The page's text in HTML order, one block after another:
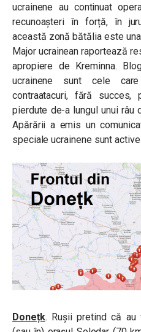
ucrainene au continuat
recunoașteri în forță, în
această zonă bătălia este
Major ucrainean raportează
apropiere de Kreminna.
ucrainene sunt cele
contraatacuri, fără
pierdute de-a lungul unui râu
Apărării a emis un
speciale ucrainene sunt
Donețk. Rușii pretind că